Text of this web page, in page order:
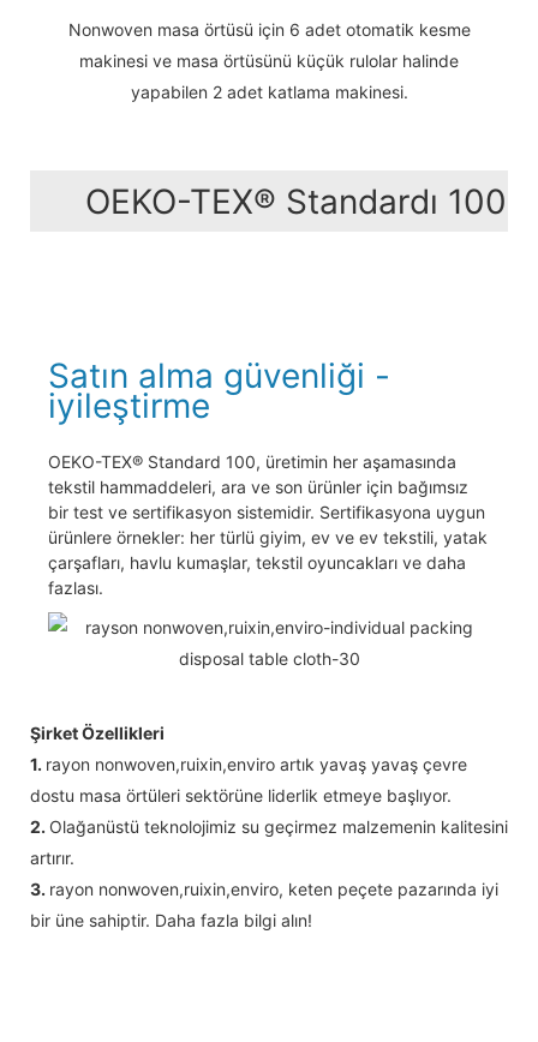
Nonwoven masa örtüsü için 6 adet otomatik kesme
makinesi ve masa örtüsünü küçük rulolar halinde
yapabilen 2 adet katlama makinesi.
OEKO-TEX® Standardı 100
Satın alma güvenliği -
iyileştirme
OEKO-TEX® Standard 100, üretimin her aşamasında
tekstil hammaddeleri, ara ve son ürünler için bağımsız
bir test ve sertifikasyon sistemidir. Sertifikasyona uygun
ürünlere örnekler: her türlü giyim, ev ve ev tekstili, yatak
çarşafları, havlu kumaşlar, tekstil oyuncakları ve daha
fazlası.
Şirket Özellikleri
1. rayon nonwoven,ruixin,enviro artık yavaş yavaş çevre
dostu masa örtüleri sektörüne liderlik etmeye başlıyor.
2. Olağanüstü teknolojimiz su geçirmez malzemenin kalitesini
artırır.
3. rayon nonwoven,ruixin,enviro, keten peçete pazarında iyi
bir üne sahiptir. Daha fazla bilgi alın!